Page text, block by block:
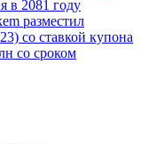
в 2081 году
разместил
со ставкой купона
со сроком